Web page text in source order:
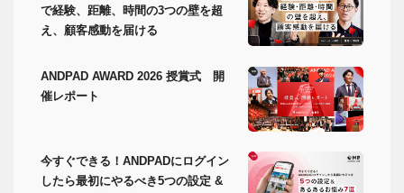
で経験、距離、時間の3つの壁を超
え、顧客感動を届ける
ANDPAD AWARD 2026 授賞式 開
催レポート
今すぐできる！ANDPADにログイン
したら最初にやるべき5つの設定 &